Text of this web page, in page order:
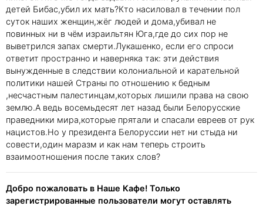
детей Бибас,убил их мать?Кто насиловал в течении пол
суток наших женщин,жёг людей и дома,убивал не
повинных ни в чём израильтян Юга,где до сих пор не
выветрился запах смерти.Лукашенко, если его спроси
ответит пространно и наверняка так: эти действия
вынужденные в следствии колониальной и карательной
политики нашей Страны по отношению к бедным
,несчастным палестинцам,которых лишили права на свою
землю.А ведь восемьдесят лет назад были Белорусские
праведники мира,которые прятали и спасали евреев от рук
нацистов.Но у президента Белоруссии нет ни стыда ни
совести,один маразм и как нам теперь строить
взаимоотношения после таких слов?
Добро пожаловать в Наше Кафе! Только
зарегистрированные пользователи могут оставлять